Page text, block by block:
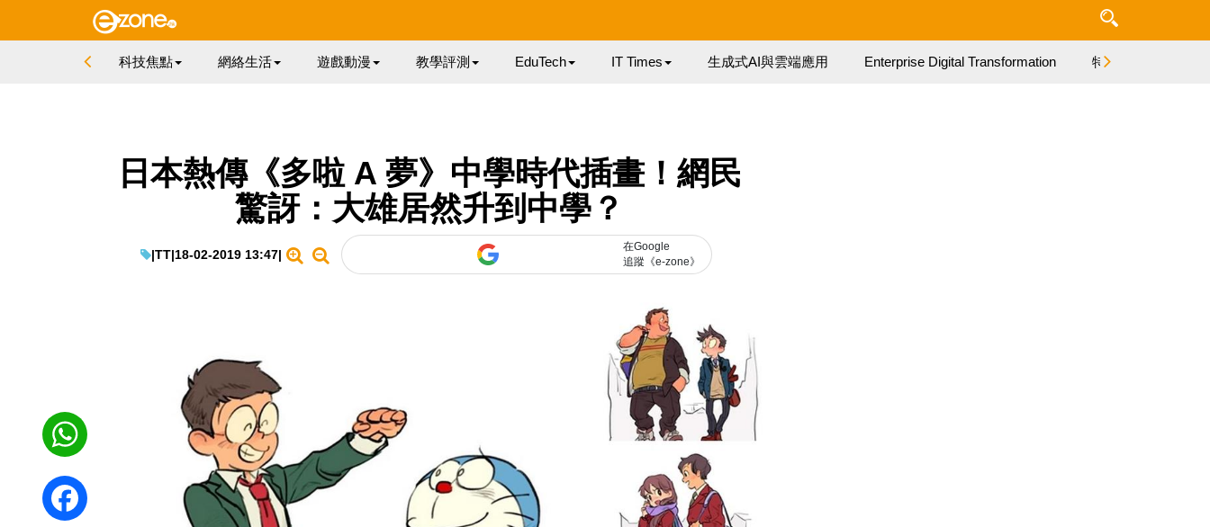
科技焦點 網絡生活 遊戲動漫 教學評測 EduTech IT Times 生成式AI與雲端應用 Enterprise Digital Transformation 特集
日本熱傳《多啦 A 夢》中學時代插畫！網民
驚訝：大雄居然升到中學？
|TT|18-02-2019 13:47|
在Google
追蹤《e-zone》
WhatsApp